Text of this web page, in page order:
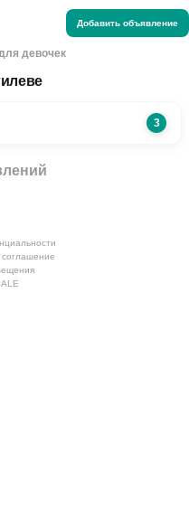
Добавить объявление
девочек
3
соглашение